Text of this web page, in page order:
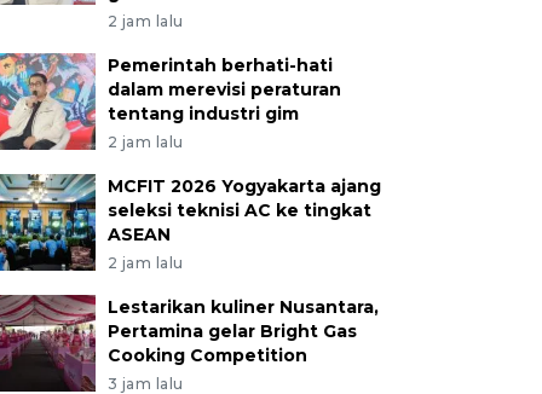
2 jam lalu
Pemerintah berhati-hati
dalam merevisi peraturan
tentang industri gim
2 jam lalu
MCFIT 2026 Yogyakarta ajang
seleksi teknisi AC ke tingkat
ASEAN
2 jam lalu
Lestarikan kuliner Nusantara,
Pertamina gelar Bright Gas
Cooking Competition
3 jam lalu